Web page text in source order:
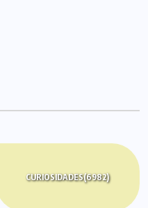
CURIOSIDADES(6982)